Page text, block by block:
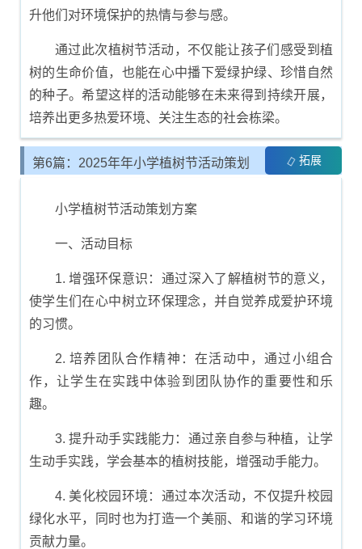
升他们对环境保护的热情与参与感。
通过此次植树节活动，不仅能让孩子们感受到植
树的生命价值，也能在心中播下爱绿护绿、珍惜自然
的种子。希望这样的活动能够在未来得到持续开展，
培养出更多热爱环境、关注生态的社会栋梁。
第6篇：2025年年小学植树节活动策划 拓展
小学植树节活动策划方案
一、活动目标
1. 增强环保意识：通过深入了解植树节的意义，
使学生们在心中树立环保理念，并自觉养成爱护环境
的习惯。
2. 培养团队合作精神：在活动中，通过小组合
作，让学生在实践中体验到团队协作的重要性和乐
趣。
3. 提升动手实践能力：通过亲自参与种植，让学
生动手实践，学会基本的植树技能，增强动手能力。
4. 美化校园环境：通过本次活动，不仅提升校园
绿化水平，同时也为打造一个美丽、和谐的学习环境
贡献力量。